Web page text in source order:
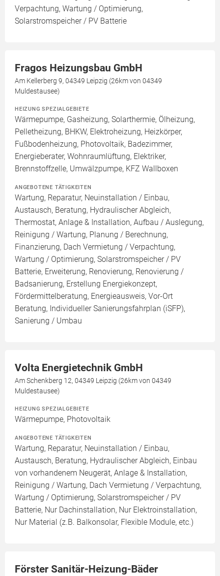
Verpachtung, Wartung / Optimierung,
Solarstromspeicher / PV Batterie
Fragos Heizungsbau GmbH
Am Kellerberg 9, 04349 Leipzig (26km von 04349
Muldestausee)
HEIZUNG SPEZIALGEBIETE
Wärmepumpe, Gasheizung, Solarthermie, Ölheizung,
Pelletheizung, BHKW, Elektroheizung, Heizkörper,
Fußbodenheizung, Photovoltaik, Badezimmer,
Energieberater, Wohnraumlüftung, Elektriker,
Brennstoffzelle, Umwälzpumpe, KFZ Wallboxen
ANGEBOTENE TÄTIGKEITEN
Wartung, Reparatur, Neuinstallation / Einbau,
Austausch, Beratung, Hydraulischer Abgleich,
Thermostat, Anlage & Installation, Aufbau / Auslegung,
Reinigung / Wartung, Planung / Berechnung,
Finanzierung, Dach Vermietung / Verpachtung,
Wartung / Optimierung, Solarstromspeicher / PV
Batterie, Erweiterung, Renovierung, Renovierung /
Badsanierung, Erstellung Energiekonzept,
Fördermittelberatung, Energieausweis, Vor-Ort
Beratung, Individueller Sanierungsfahrplan (iSFP),
Sanierung / Umbau
Volta Energietechnik GmbH
Am Schenkberg 12, 04349 Leipzig (26km von 04349
Muldestausee)
HEIZUNG SPEZIALGEBIETE
Wärmepumpe, Photovoltaik
ANGEBOTENE TÄTIGKEITEN
Wartung, Reparatur, Neuinstallation / Einbau,
Austausch, Beratung, Hydraulischer Abgleich, Einbau
von vorhandenem Neugerät, Anlage & Installation,
Reinigung / Wartung, Dach Vermietung / Verpachtung,
Wartung / Optimierung, Solarstromspeicher / PV
Batterie, Nur Dachinstallation, Nur Elektroinstallation,
Nur Material (z.B. Balkonsolar, Flexible Module, etc.)
Förster Sanitär-Heizung-Bäder